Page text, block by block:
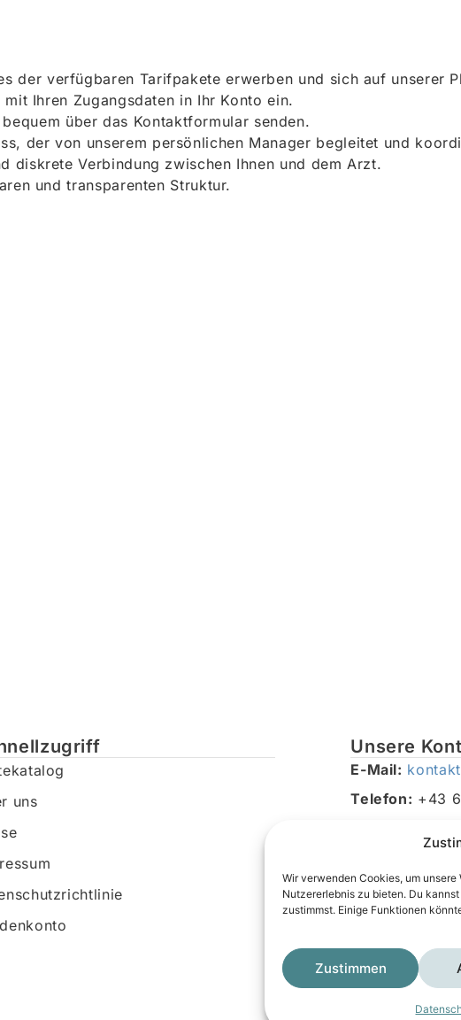
Wir verwenden Cookies, um
Nutzererlebnis zu bieten. Du
zustimmst. Einige Funktionen
Zustimmen
der verfügbaren Tarifpakete erwerben und sich auf unserer
Ihren Zugangsdaten in Ihr Konto ein.
über das Kontaktformular senden.
der von unserem persönlichen Manager begleitet und
diskrete Verbindung zwischen Ihnen und dem Arzt.
und transparenten Struktur.
uns
Unsere
E-Mail:
Telefon: +43
Traunsee,